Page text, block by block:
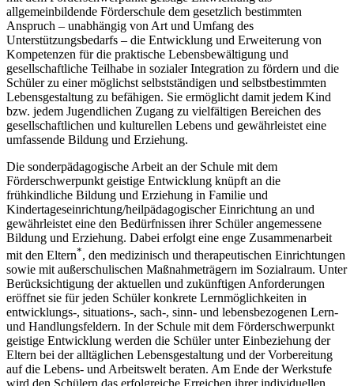
allgemeinbildende Förderschule dem gesetzlich bestimmten
Anspruch – unabhängig von Art und Umfang des
Unterstützungsbedarfs – die Entwicklung und Erweiterung von
Kompetenzen für die praktische Lebensbewältigung und
gesellschaftliche Teilhabe in sozialer Integration zu fördern und die
Schüler zu einer möglichst selbstständigen und selbstbestimmten
Lebensgestaltung zu befähigen. Sie ermöglicht damit jedem Kind
bzw. jedem Jugendlichen Zugang zu vielfältigen Bereichen des
gesellschaftlichen und kulturellen Lebens und gewährleistet eine
umfassende Bildung und Erziehung.
Die sonderpädagogische Arbeit an der Schule mit dem
Förderschwerpunkt geistige Entwicklung knüpft an die
frühkindliche Bildung und Erziehung in Familie und
Kindertageseinrichtung/heilpädagogischer Einrichtung an und
gewährleistet eine den Bedürfnissen ihrer Schüler angemessene
Bildung und Erziehung. Dabei erfolgt eine enge Zusammenarbeit
mit den Eltern*, den medizinisch und therapeutischen Einrichtungen
sowie mit außerschulischen Maßnahmeträgern im Sozialraum. Unter
Berücksichtigung der aktuellen und zukünftigen Anforderungen
eröffnet sie für jeden Schüler konkrete Lernmöglichkeiten in
entwicklungs-, situations-, sach-, sinn- und lebensbezogenen Lern-
und Handlungsfeldern. In der Schule mit dem Förderschwerpunkt
geistige Entwicklung werden die Schüler unter Einbeziehung der
Eltern bei der alltäglichen Lebensgestaltung und der Vorbereitung
auf die Lebens- und Arbeitswelt beraten. Am Ende der Werkstufe